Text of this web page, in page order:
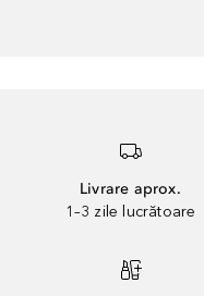
Livrare aprox.
1–3 zile lucrătoare